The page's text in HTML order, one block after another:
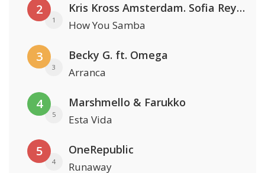
2
1
Kris Kross Amsterdam. Sofia Reyes & Tinie Tempah
How You Samba
3
3
Becky G. ft. Omega
Arranca
4
5
Marshmello & Farukko
Esta Vida
5
4
OneRepublic
Runaway